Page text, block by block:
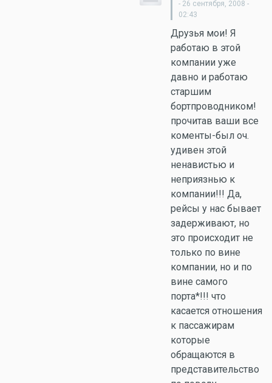
- 26 сентября, 2008 -
02:43
Друзья мои! Я
работаю в этой
компании уже
давно и работаю
старшим
бортпроводником!
прочитав ваши все
коменты-был оч.
удивен этой
ненавистью и
неприязнью к
компании!!! Да,
рейсы у нас бывает
задерживают, но
это происходит не
только по вине
компании, но и по
вине самого
порта*!!! что
касается отношения
к пассажирам
которые
обращаются в
представительство